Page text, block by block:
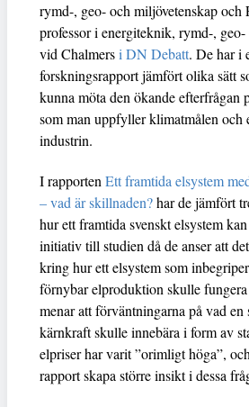
rymd-, geo- och miljövetenskap och
professor i energiteknik, rymd-,
vid Chalmersi DN Debatt. De har i
forskningsrapport jämfört olika sätt
kunna möta den ökande efterfrågan
som man uppfyller klimatmålen och
industrin.
I rapporten Ett framtida elsystem
– vad är skillnaden?har de jämfört
hur ett framtida svenskt elsystem
initiativ till studien då de anser att
kring hur ett elsystem som
förnybar elproduktion skulle
menar att förväntningarna på vad en
kärnkraft skulle innebära i form av
elpriser har varit ”orimligt höga”,
rapport skapa större insikt i dessa